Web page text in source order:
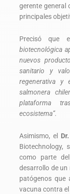
gerente general
principales
Precisó que
biotecnológica
nuevos
sanitario y
regenerativa y
salmonera
plataforma
ecosistema”.
Asimismo, el
Biotechnology,
como parte
desarrollo de
patógenos que
vacuna contra